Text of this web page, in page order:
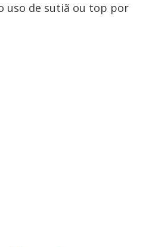
uso de sutiã ou top por